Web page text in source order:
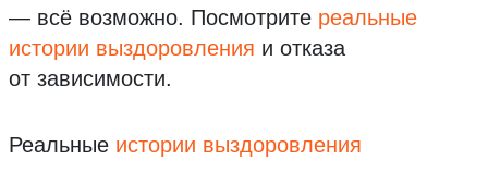
— всё возможно. Посмотрите реальные
истории выздоровления и отказа
от зависимости.
Реальные истории выздоровления